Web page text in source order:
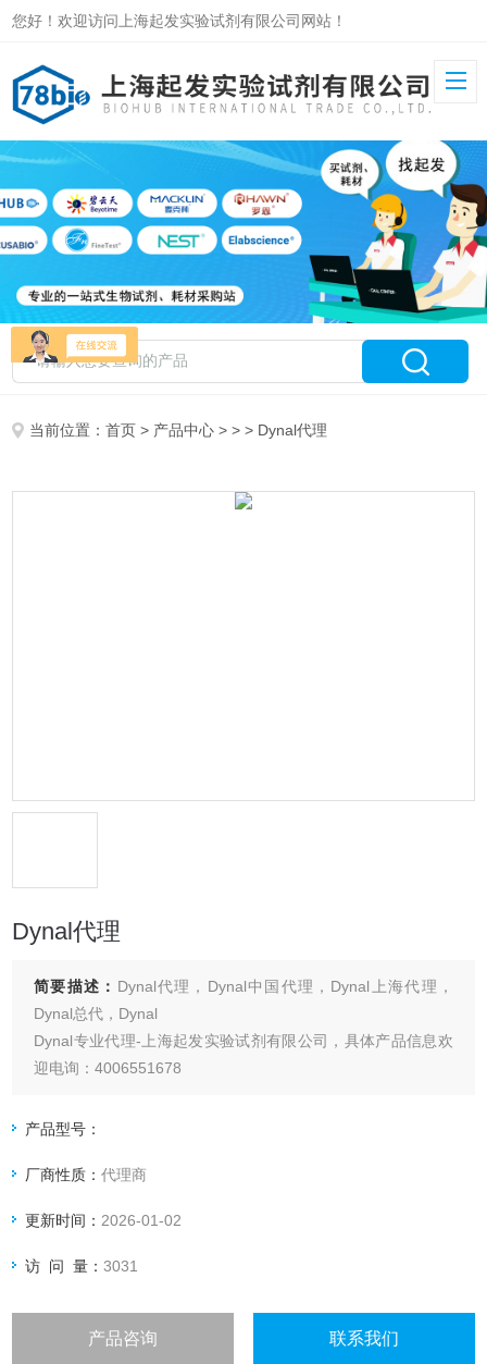
您好！欢迎访问上海起发实验试剂有限公司网站！
当前位置：首页 > 产品中心 > > > Dynal代理
Dynal代理
简要描述： Dynal代理，Dynal中国代理，Dynal上海代理，
Dynal总代，Dynal
Dynal专业代理-上海起发实验试剂有限公司，具体产品信息欢
迎电询：4006551678
产品型号：
厂商性质：代理商
更新时间： 2026-01-02
访 问 量：3031
产品咨询 联系我们